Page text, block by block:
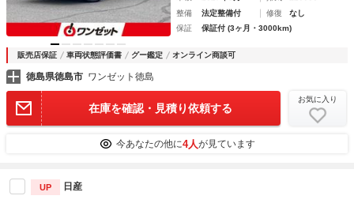
整備
法定整備付 修復
なし
保証
保証付 (3ヶ月・3000km)
販売店保証 車両状態評価書 グー鑑定 オンライン商談可
徳島県徳島市 ワンゼット徳島
在庫を確認・見積り依頼する
お気に入り
今あなたの他に4人が見ています
UP 日産